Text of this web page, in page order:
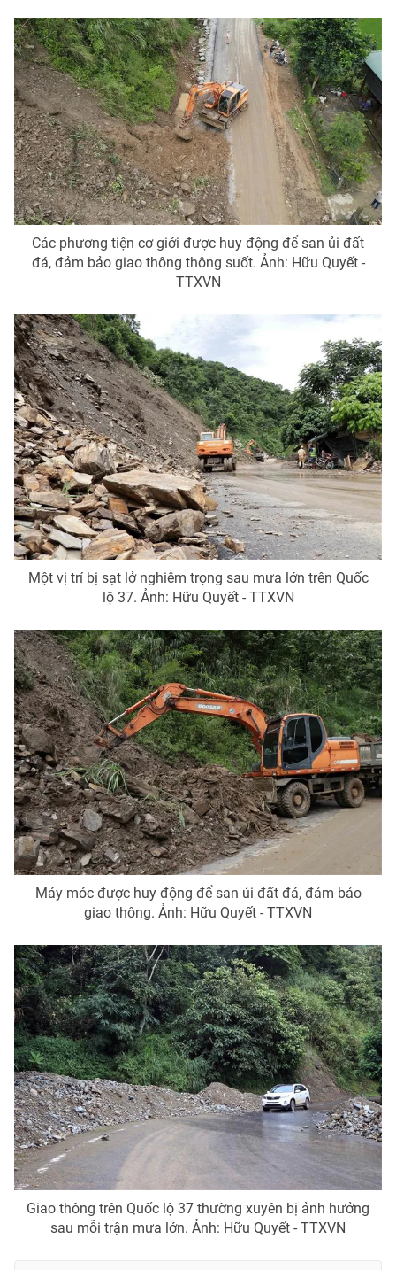
Các phương tiện cơ giới được huy động để san ủi đất
đá, đảm bảo giao thông thông suốt. Ảnh: Hữu Quyết -
TTXVN
Một vị trí bị sạt lở nghiêm trọng sau mưa lớn trên Quốc
lộ 37. Ảnh: Hữu Quyết - TTXVN
Máy móc được huy động để san ủi đất đá, đảm bảo
giao thông. Ảnh: Hữu Quyết - TTXVN
Giao thông trên Quốc lộ 37 thường xuyên bị ảnh hưởng
sau mỗi trận mưa lớn. Ảnh: Hữu Quyết - TTXVN